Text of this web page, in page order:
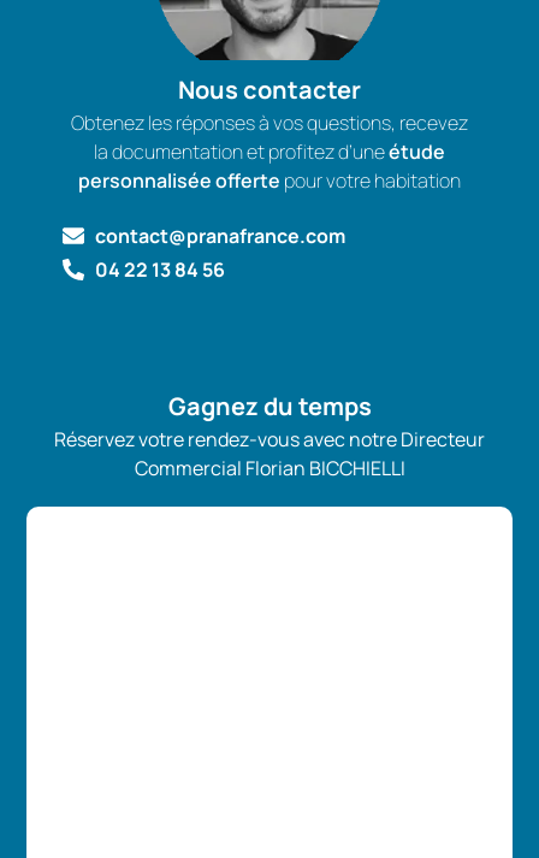
Nous contacter
Obtenez les réponses à vos questions, recevez
la documentation et profitez d’uneétude
personnalisée offerte pour votre habitation
contact@pranafrance.com
04 22 13 84 56
Gagnez du temps
Réservez votre rendez-vous avec notre Directeur
Commercial Florian BICCHIELLI